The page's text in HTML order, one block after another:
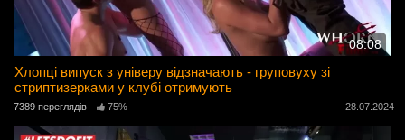
08:08
Хлопці випуск з універу відзначають - груповуху зі
стриптизерками у клубі отримують
7389 переглядів 75% 28.07.2024